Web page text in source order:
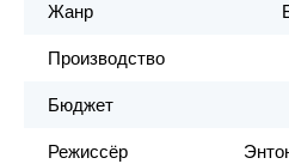
Жанр
Производство
Бюджет
Режиссёр